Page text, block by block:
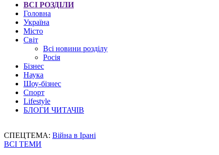
ВСІ РОЗДІЛИ
Головна
Україна
Місто
Світ
Всі новини розділу
Росія
Бізнес
Наука
Шоу-бізнес
Спорт
Lifestyle
БЛОГИ ЧИТАЧІВ
СПЕЦТЕМА: Війна в Ірані
ВСІ ТЕМИ